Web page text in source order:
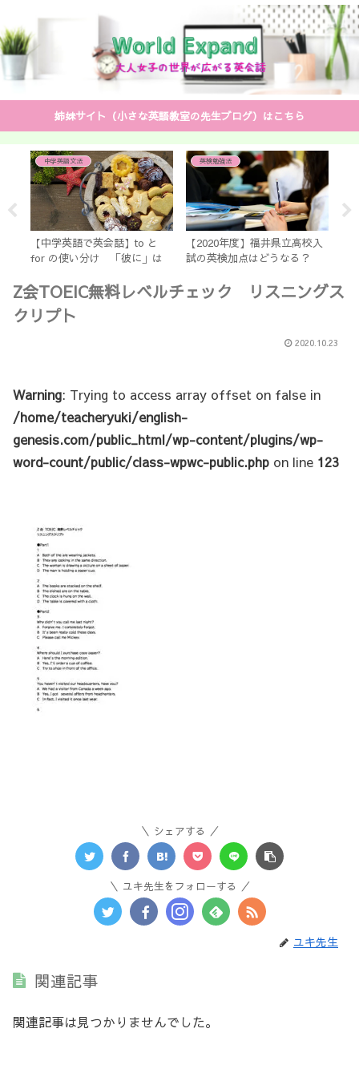
姉妹サイト（小さな英語教室の先生ブログ）はこちら
中学英語文法
【中学英語で英会話】to と
for の使い分け 「彼に」は
英検勉強法
【2020年度】福井県立高校入
試の英検加点はどうなる？
よ
Z会TOEIC無料レベルチェック リスニングス
クリプト
2020.10.23
Warning: Trying to access array offset on false in
/home/teacheryuki/english-
genesis.com/public_html/wp-content/plugins/wp-
word-count/public/class-wpwc-public.php on line 123
シェアする
ユキ先生をフォローする
ユキ先生
関連記事
関連記事は見つかりませんでした。